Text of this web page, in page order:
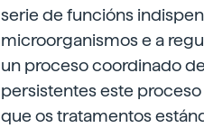
serie de funcións
microorganismos e a
un proceso coordinado
persistentes este
que os tratamentos